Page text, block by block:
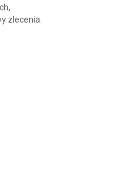
zlecenia.